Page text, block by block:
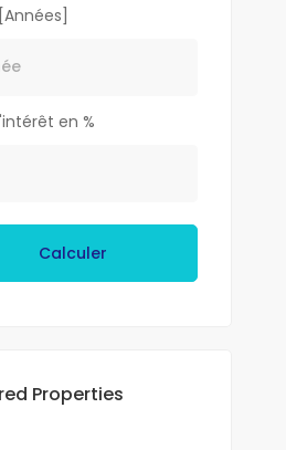
en %
Calculer
Properties